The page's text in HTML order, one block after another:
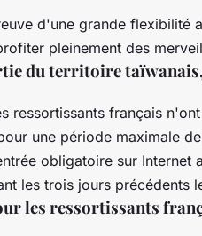
d'une grande flexibilité
pleinement des
du territoire
ressortissants français
une période maximale
obligatoire sur Internet
les trois jours précédents
les ressortissants